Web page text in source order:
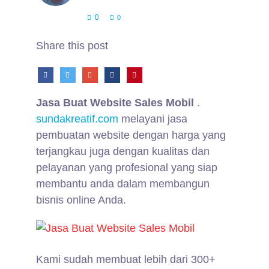
0 0
Share this post
Jasa Buat Website Sales Mobil .
sundakreatif.com melayani jasa
pembuatan website dengan harga yang
terjangkau juga dengan kualitas dan
pelayanan yang profesional yang siap
membantu anda dalam membangun
bisnis online Anda.
Kami sudah membuat lebih dari 300+